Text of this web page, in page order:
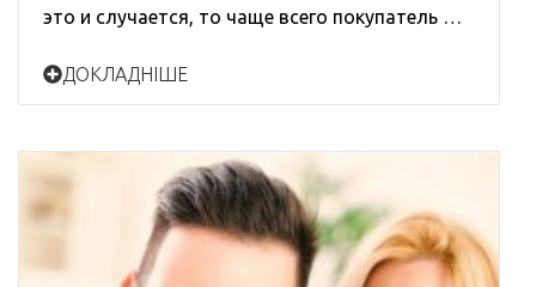
это и случается, то чаще всего покупатель …
ДОКЛАДНІШЕ